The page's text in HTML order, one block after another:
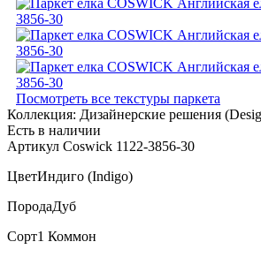
Посмотреть все текстуры паркета
Коллекция: Дизайнерские решения
Есть в наличии
Артикул Coswick 1122-3856-30
ЦветИндиго (Indigo)
ПородаДуб
Сорт1 Коммон